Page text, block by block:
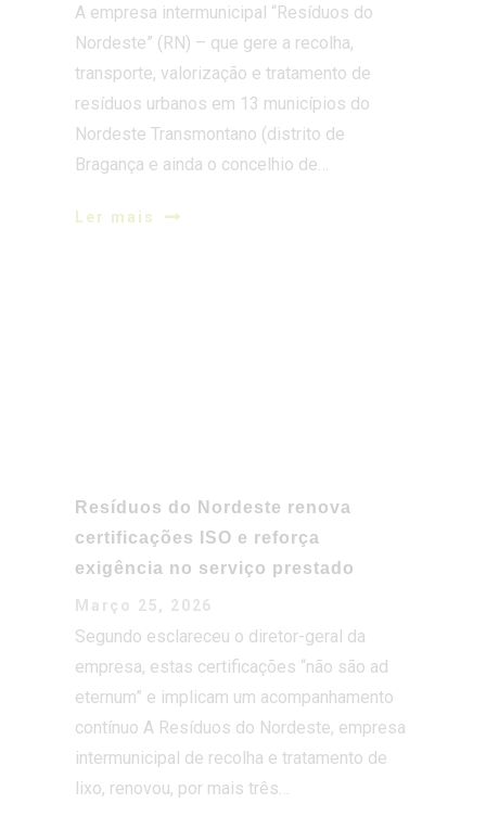
A empresa intermunicipal “Resíduos do
Nordeste” (RN) – que gere a recolha,
transporte, valorização e tratamento de
resíduos urbanos em 13 municípios do
Nordeste Transmontano (distrito de
Bragança e ainda o concelhio de…
Ler mais
Resíduos do Nordeste renova
certificações ISO e reforça
exigência no serviço prestado
Março 25, 2026
Segundo esclareceu o diretor-geral da
empresa, estas certificações “não são ad
eternum” e implicam um acompanhamento
contínuo A Resíduos do Nordeste, empresa
intermunicipal de recolha e tratamento de
lixo, renovou, por mais três…